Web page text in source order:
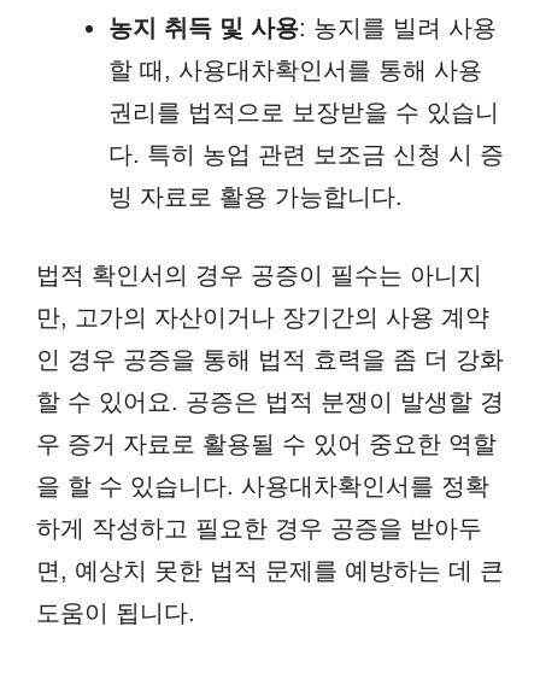
농지 취득 및 사용: 농지를 빌려 사용
할 때, 사용대차확인서를 통해 사용
권리를 법적으로 보장받을 수 있습니
다. 특히 농업 관련 보조금 신청 시 증
빙 자료로 활용 가능합니다.
법적 확인서의 경우 공증이 필수는 아니지
만, 고가의 자산이거나 장기간의 사용 계약
인 경우 공증을 통해 법적 효력을 좀 더 강화
할 수 있어요. 공증은 법적 분쟁이 발생할 경
우 증거 자료로 활용될 수 있어 중요한 역할
을 할 수 있습니다. 사용대차확인서를 정확
하게 작성하고 필요한 경우 공증을 받아두
면, 예상치 못한 법적 문제를 예방하는 데 큰
도움이 됩니다.